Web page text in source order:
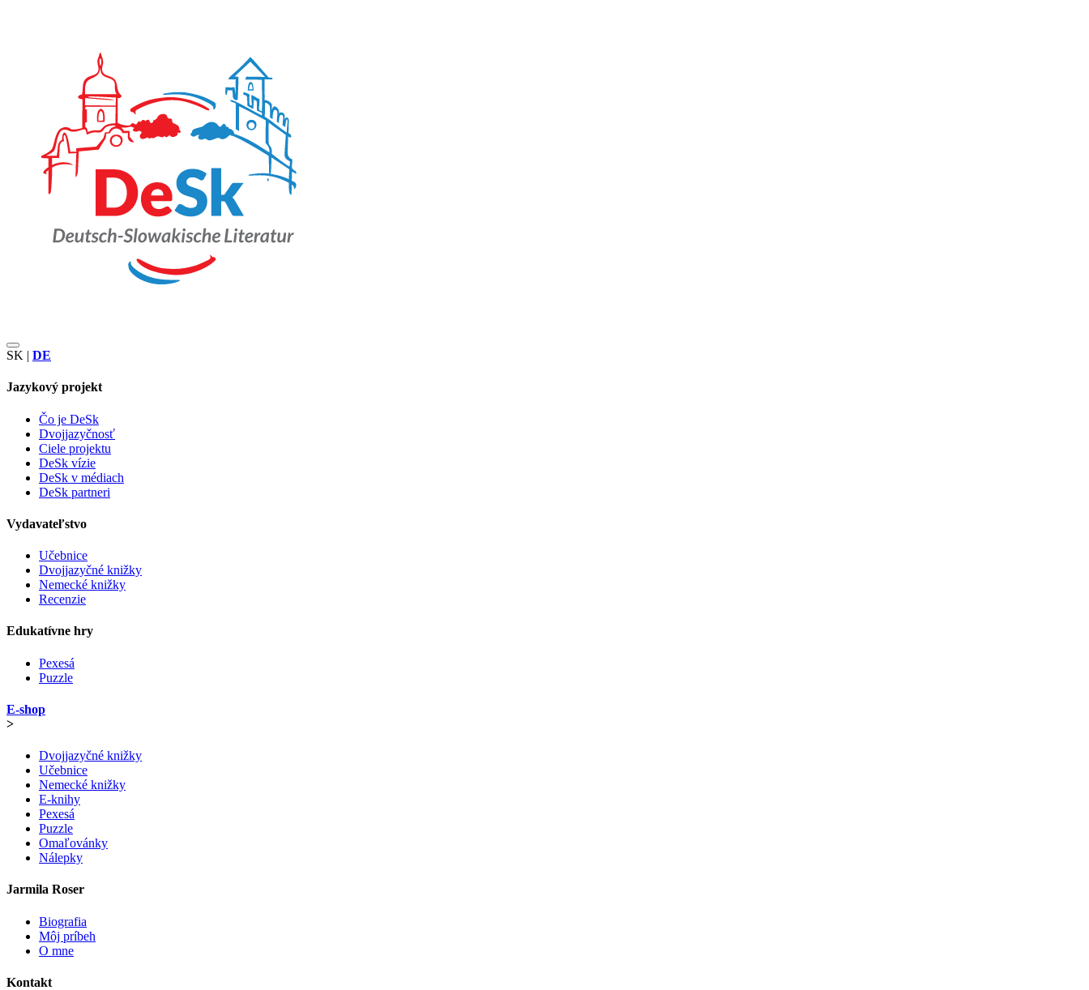
SK | DE
Jazykový projekt
Čo je DeSk
Dvojjazyčnosť
Ciele projektu
DeSk vízie
DeSk v médiach
DeSk partneri
Vydavateľstvo
Učebnice
Dvojjazyčné knižky
Nemecké knižky
Recenzie
Edukatívne hry
Pexesá
Puzzle
E-shop
>
Dvojjazyčné knižky
Učebnice
Nemecké knižky
E-knihy
Pexesá
Puzzle
Omaľovánky
Nálepky
Jarmila Roser
Biografia
Môj príbeh
O mne
Kontakt